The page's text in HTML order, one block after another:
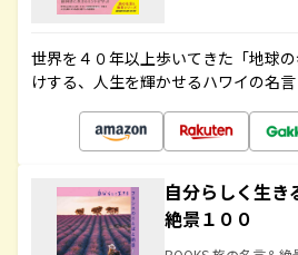
世界を４０年以上歩いてきた「地球
けする、人生を輝かせるハワイの名
自分らしく生き
絶景１００